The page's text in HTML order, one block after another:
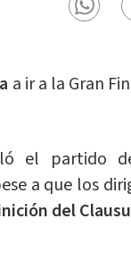
a ir a la Gran
el partido
a que los
del